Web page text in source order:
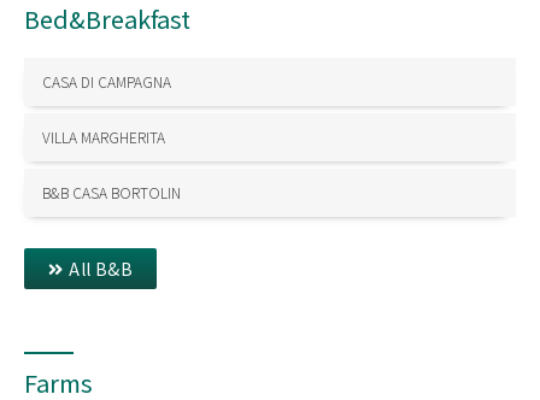
Bed&Breakfast
CASA DI CAMPAGNA
VILLA MARGHERITA
B&B CASA BORTOLIN
All B&B
Farms